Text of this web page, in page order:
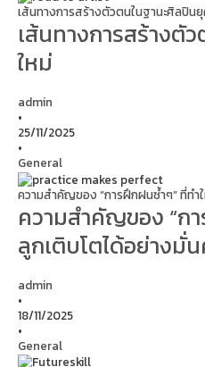
เส้นทางการสร้างตัวตนในฐานะศิลปิน
เส้นทางการสร้างตั
ใหม่
admin
•
25/11/2025
•
General
ความสำคัญของ “การฝึกฝนซ้ำๆ” ที่ทำ
ความสำคัญของ “ก
ลูกเติบโตได้อย่างมั่
admin
•
18/11/2025
•
General